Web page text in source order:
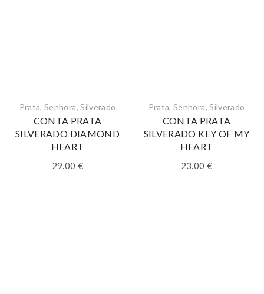
Prata,Senhora,Silverado
CONTA PRATA
SILVERADO DIAMOND
HEART
29.00 €
Prata,Senhora,Silverado
CONTA PRATA
SILVERADO KEY OF MY
HEART
23.00 €